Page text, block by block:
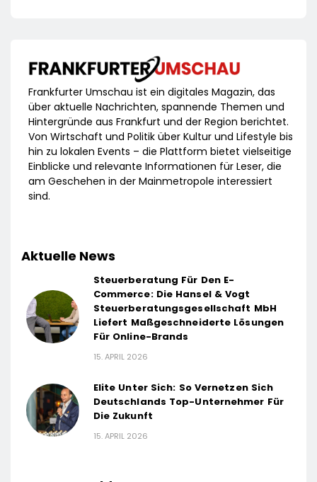
Frankfurter Umschau ist ein digitales Magazin, das
über aktuelle Nachrichten, spannende Themen und
Hintergründe aus Frankfurt und der Region berichtet.
Von Wirtschaft und Politik über Kultur und Lifestyle bis
hin zu lokalen Events – die Plattform bietet vielseitige
Einblicke und relevante Informationen für Leser, die
am Geschehen in der Mainmetropole interessiert
sind.
Aktuelle News
Steuerberatung Für Den E-
Commerce: Die Hansel & Vogt
Steuerberatungsgesellschaft MbH
Liefert Maßgeschneiderte Lösungen
Für Online-Brands
15. APRIL 2026
Elite Unter Sich: So Vernetzen Sich
Deutschlands Top-Unternehmer Für
Die Zukunft
15. APRIL 2026